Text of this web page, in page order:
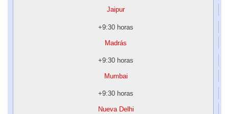
Jaipur
+9:30 horas
Madrás
+9:30 horas
Mumbai
+9:30 horas
Nueva Delhi